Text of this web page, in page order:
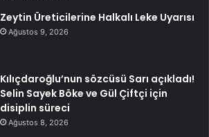
Zeytin Üreticilerine Halkalı Leke Uyarısı
Ağustos 9, 2026
Kılıçdaroğlu’nun sözcüsü Sarı açıkladı!
Selin Sayek Böke ve Gül Çiftçi için
disiplin süreci
Ağustos 8, 2026